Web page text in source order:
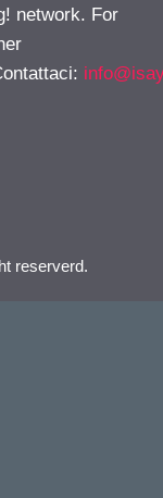
network. For
:
reserverd.